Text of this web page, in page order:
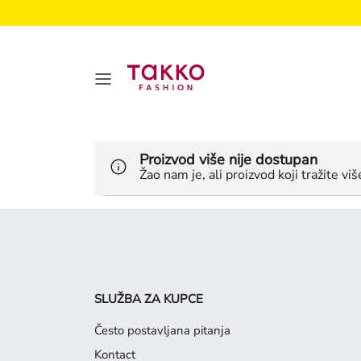
Proizvod više nije dostupan
Žao nam je, ali proizvod koji tražite
SLUŽBA ZA KUPCE
Često postavljana pitanja
Kontact